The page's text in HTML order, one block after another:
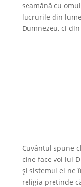
seamănă cu
lucrurile din
Dumnezeu, ci
Cuvântul spune
cine face voi lui
și sistemul ei ne
religia pretinde